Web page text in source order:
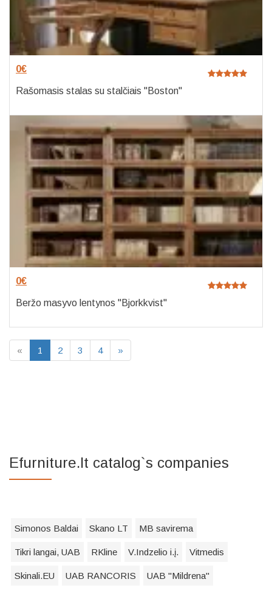
0€
Rašomasis stalas su stalčiais "Boston"
0€
Beržo masyvo lentynos "Bjorkkvist"
« 1 2 3 4 »
Efurniture.lt catalog`s companies
Simonos Baldai Skano LT MB savirema
Tikri langai, UAB RKline V.Indzelio i.į. Vitmedis
Skinali.EU UAB RANCORIS UAB "Mildrena"